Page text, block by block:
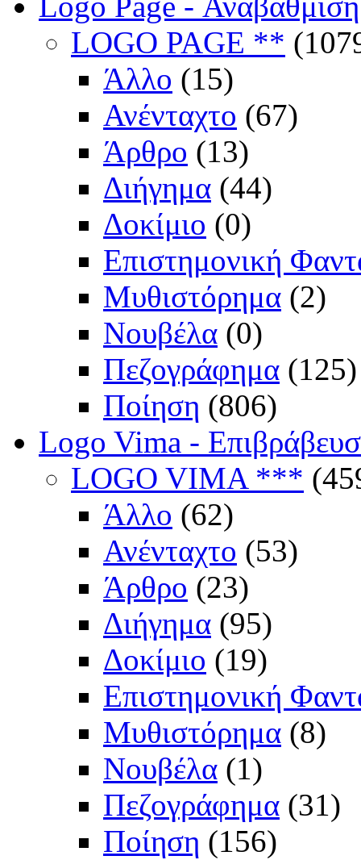
LOGO PAGE **
Άλλο (15)
Ανένταχτο (67)
Άρθρο (13)
Διήγημα (44)
Δοκίμιο (0)
Επιστημονική
Μυθιστόρημα (2)
Νουβέλα (0)
Πεζογράφημα (125)
Ποίηση (806)
Logo Vima -
LOGO VIMA ***
Άλλο (62)
Ανένταχτο (53)
Άρθρο (23)
Διήγημα (95)
Δοκίμιο (19)
Επιστημονική
Μυθιστόρημα (8)
Νουβέλα (1)
Πεζογράφημα (31)
Ποίηση (156)